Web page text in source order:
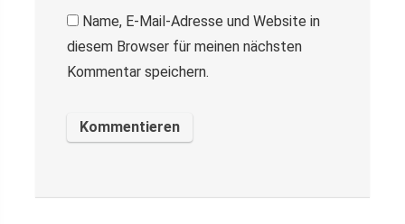
Name, E-Mail-Adresse und Website in
diesem Browser für meinen nächsten
Kommentar speichern.